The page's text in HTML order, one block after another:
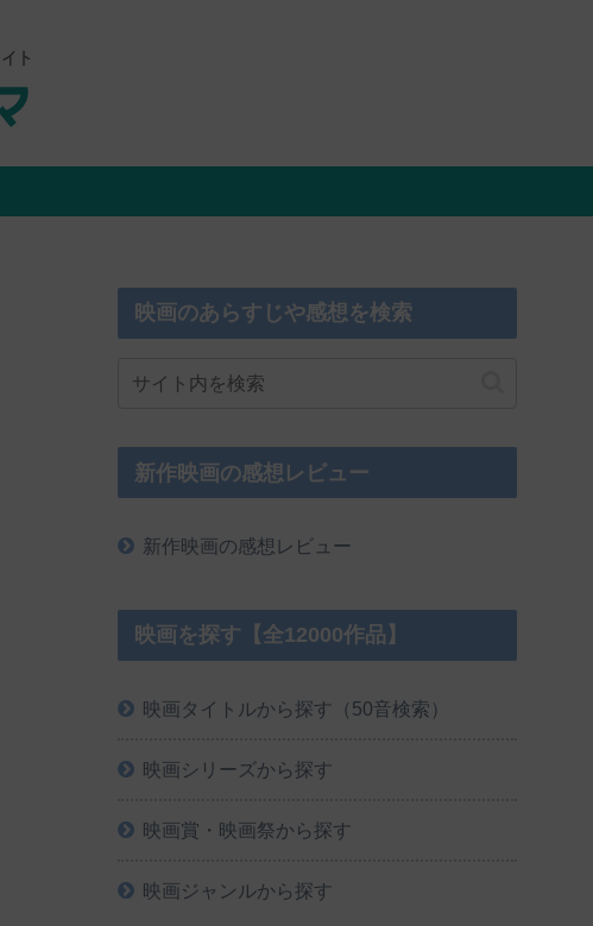
映画のあらすじや感想を検索
新作映画の感想レビュー
新作映画の感想レビュー
映画を探す【全12000作品】
映画タイトルから探す（50音検索）
映画シリーズから探す
映画賞・映画祭から探す
映画ジャンルから探す